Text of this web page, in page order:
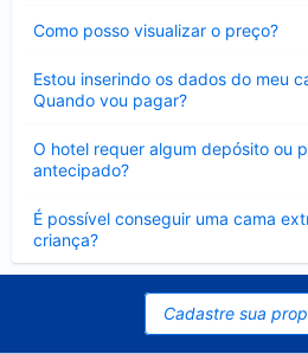
Como posso visualizar o preço?
Estou inserindo os dados do meu
Quando vou pagar?
O hotel requer algum depósito ou
antecipado?
É possível conseguir uma cama
criança?
Contraído
Cadastre sua